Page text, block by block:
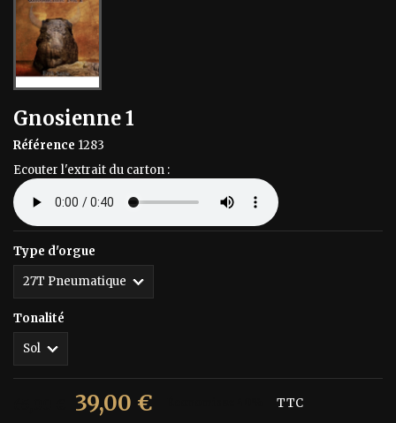
Gnosienne 1
Référence 1283
Ecouter l'extrait du carton :
Type d'orgue
Tonalité
39,00 € TTC